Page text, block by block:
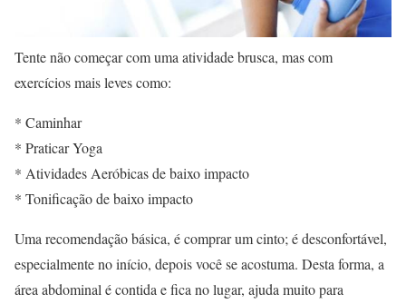
Tente não começar com uma atividade brusca, mas com
exercícios mais leves como:
* Caminhar
* Praticar Yoga
* Atividades Aeróbicas de baixo impacto
* Tonificação de baixo impacto
Uma recomendação básica, é comprar um cinto; é desconfortável,
especialmente no início, depois você se acostuma. Desta forma, a
área abdominal é contida e fica no lugar, ajuda muito para